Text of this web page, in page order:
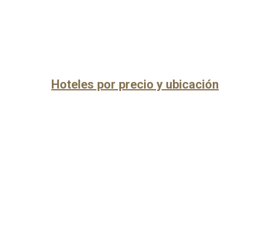
Hoteles por precio y ubicación